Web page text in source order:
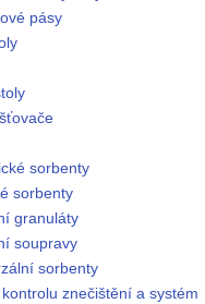
pásy
sorbenty
sorbenty
granuláty
soupravy
sorbenty
znečištění a systém